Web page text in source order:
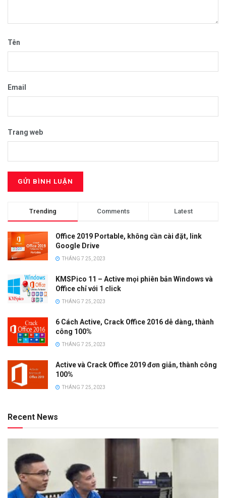
Tên
Email
Trang web
Trending Comments Latest
Office 2019 Portable, không cần cài đặt, link
Google Drive
THÁNG 7 25, 2023
KMSPico 11 – Active mọi phiên bản Windows và
Office chỉ với 1 click
THÁNG 7 25, 2023
6 Cách Active, Crack Office 2016 dễ dàng, thành
công 100%
THÁNG 7 25, 2023
Active và Crack Office 2019 đơn giản, thành công
100%
THÁNG 7 25, 2023
Recent News